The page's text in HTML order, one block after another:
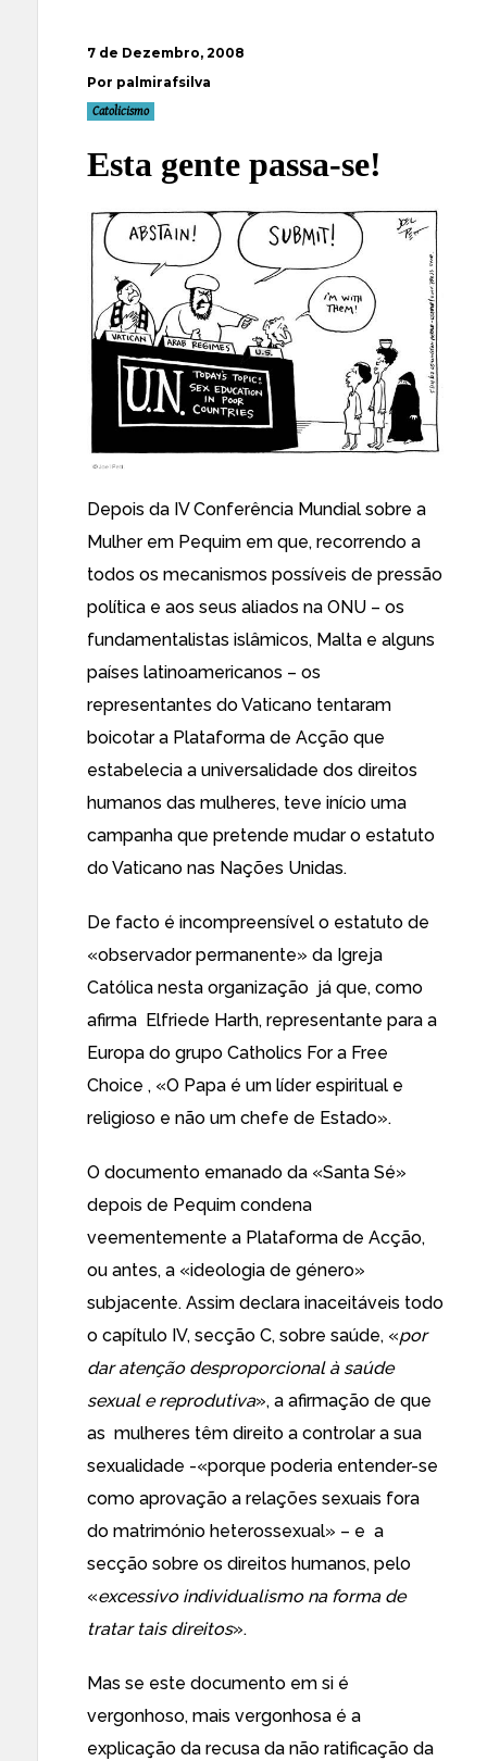
7 de Dezembro, 2008
Por palmirafsilva
Catolicismo
Esta gente passa-se!
Depois da IV Conferência Mundial sobre a
Mulher em Pequim em que, recorrendo a
todos os mecanismos possíveis de pressão
política e aos seus aliados na ONU – os
fundamentalistas islâmicos, Malta e alguns
países latinoamericanos – os
representantes do Vaticano tentaram
boicotar a Plataforma de Acção que
estabelecia a universalidade dos direitos
humanos das mulheres, teve início uma
campanha que pretende mudar o estatuto
do Vaticano nas Nações Unidas.
De facto é incompreensível o estatuto de
«observador permanente» da Igreja
Católica nesta organização já que, como
afirma Elfriede Harth, representante para a
Europa do grupo Catholics For a Free
Choice , «O Papa é um líder espiritual e
religioso e não um chefe de Estado».
O documento emanado da «Santa Sé»
depois de Pequim condena
veementemente a Plataforma de Acção,
ou antes, a «ideologia de género»
subjacente. Assim declara inaceitáveis todo
o capítulo IV, secção C, sobre saúde, «por
dar atenção desproporcional à saúde
sexual e reprodutiva», a afirmação de que
as mulheres têm direito a controlar a sua
sexualidade -«porque poderia entender-se
como aprovação a relações sexuais fora
do matrimónio heterossexual» – e a
secção sobre os direitos humanos, pelo
«excessivo individualismo na forma de
tratar tais direitos».
Mas se este documento em si é
vergonhoso, mais vergonhosa é a
explicação da recusa da não ratificação da